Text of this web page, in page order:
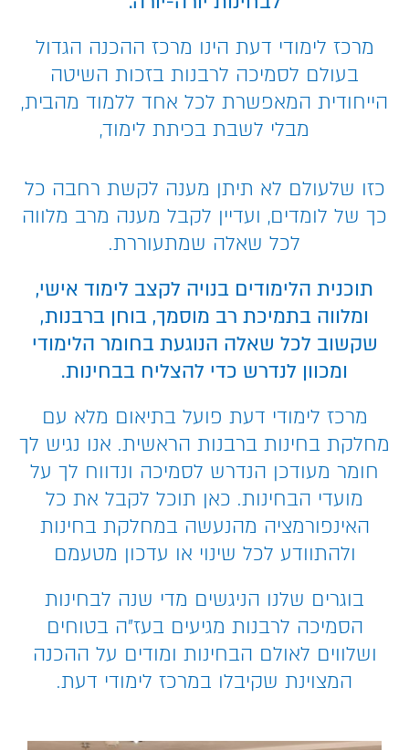
מרכז לימודי דעת הינו מרכז ההכנה הגדול
בעולם לסמיכה לרבנות בזכות השיטה
הייחודית המאפשרת לכל אחד ללמוד מהבית,
מבלי לשבת בכיתת לימוד,
כזו שלעולם לא תיתן מענה לקשת רחבה כל
כך של לומדים, ועדיין לקבל מענה מרב מלווה
לכל שאלה שמתעוררת.
תוכנית הלימודים בנויה לקצב לימוד אישי,
ומלווה בתמיכת רב מוסמך, בוחן ברבנות,
שקשוב לכל שאלה הנוגעת בחומר הלימודי
ומכוון לנדרש כדי להצליח בבחינות.
מרכז לימודי דעת פועל בתיאום מלא עם
מחלקת בחינות ברבנות הראשית. אנו נגיש לך
חומר מעודכן הנדרש לסמיכה ונדווח לך על
מועדי הבחינות. כאן תוכל לקבל את כל
האינפורמציה מהנעשה במחלקת בחינות
ולהתוודע לכל שינוי או עדכון מטעמם
בוגרים שלנו הניגשים מדי שנה לבחינות
הסמיכה לרבנות מגיעים בעז"ה בטוחים
ושלווים לאולם הבחינות ומודים על ההכנה
המצוינת שקיבלו במרכז לימודי דעת.